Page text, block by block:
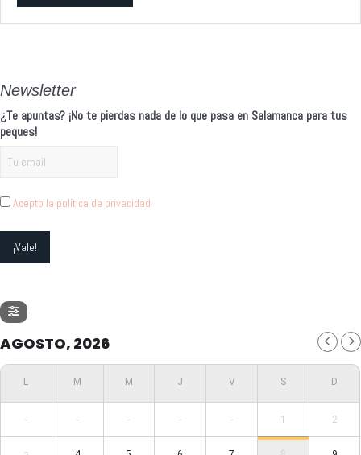
Newsletter
¿Te apuntas? ¡No te pierdas nada de lo que pasa en Salamanca para tus
peques!
Acepto la política de privacidad
AGOSTO, 2026
- - - - - 1 2